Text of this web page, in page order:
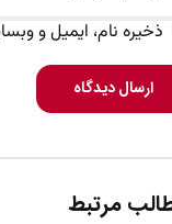
ذخیره نام، ایمیل و
ارسال دیدگاه
مرتبط